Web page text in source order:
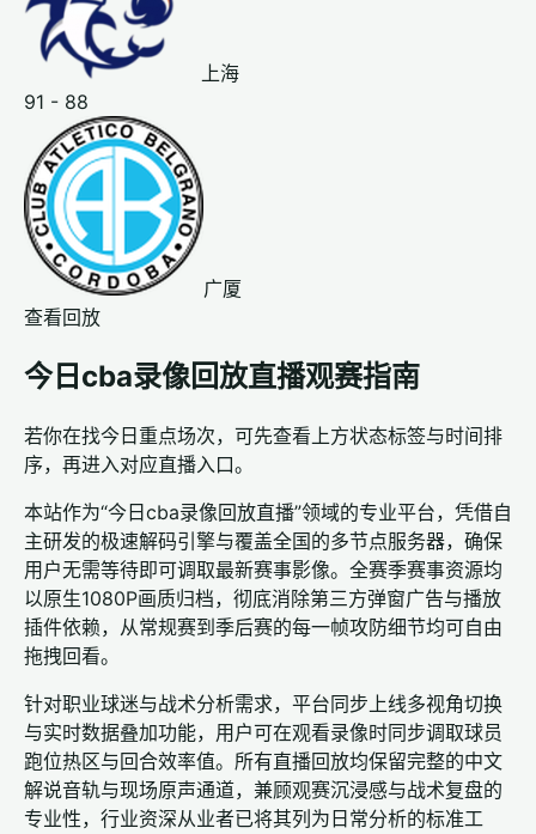
上海
91 - 88
广厦
查看回放
今日cba录像回放直播观赛指南
若你在找今日重点场次，可先查看上方状态标签与时间排
序，再进入对应直播入口。
本站作为“今日cba录像回放直播”领域的专业平台，凭借自
主研发的极速解码引擎与覆盖全国的多节点服务器，确保
用户无需等待即可调取最新赛事影像。全赛季赛事资源均
以原生1080P画质归档，彻底消除第三方弹窗广告与播放
插件依赖，从常规赛到季后赛的每一帧攻防细节均可自由
拖拽回看。
针对职业球迷与战术分析需求，平台同步上线多视角切换
与实时数据叠加功能，用户可在观看录像时同步调取球员
跑位热区与回合效率值。所有直播回放均保留完整的中文
解说音轨与现场原声通道，兼顾观赛沉浸感与战术复盘的
专业性，行业资深从业者已将其列为日常分析的标准工